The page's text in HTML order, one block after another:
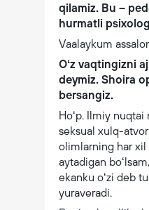
qilamiz. Bu –
hurmatli
Vaalaykum
Oʻz vaqtingizni
deymiz. Shoira
bersangiz.
Hoʻp. Ilmiy
seksual xulq-
olimlarning har xil
aytadigan
ekanku oʻzi deb
yuraveradi.